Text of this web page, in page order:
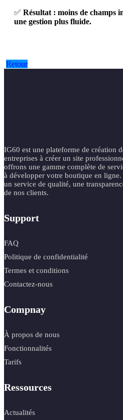
✅ Résultat : moins de champs
une gestion plus fluide.
Retour
IG60 est une plateforme de création
entreprises à créer un site
offrons une gamme complète de
à développer votre boutique en
un service de qualité, une
de nos clients.
Support
FAQ
Politique de confidentialité
Termes et conditions
Contactez-nous
Compnay
À propos de nous
Fonctionnalités
Tarifs
Ressources
Actualités